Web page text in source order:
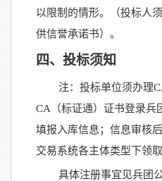
以限制的情形。（投标人
供信誉承诺书）。
四、投标须知
注：投标单位须办理
CA（标证通）证书登录兵
填报入库信息；信息审核
交易系统各主体类型下领取
具体注册事宜见兵团